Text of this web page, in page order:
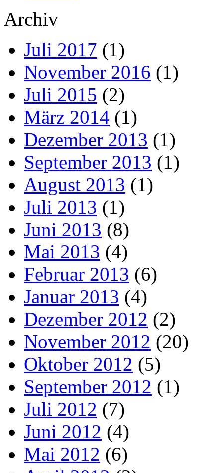
Archiv
Juli 2017 (1)
November 2016 (1)
Juli 2015 (2)
März 2014 (1)
Dezember 2013 (1)
September 2013 (1)
August 2013 (1)
Juli 2013 (1)
Juni 2013 (8)
Mai 2013 (4)
Februar 2013 (6)
Januar 2013 (4)
Dezember 2012 (2)
November 2012 (20)
Oktober 2012 (5)
September 2012 (1)
Juli 2012 (7)
Juni 2012 (4)
Mai 2012 (6)